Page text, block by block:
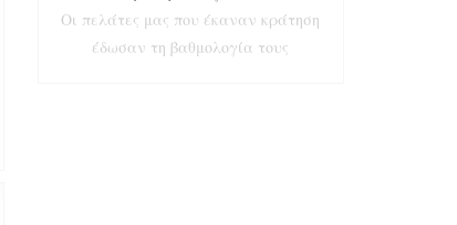
Οι πελάτες μας που έκαναν κράτηση
έδωσαν τη βαθμολογία τους